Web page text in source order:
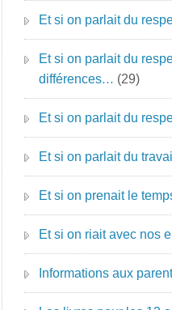
Et si on parlait du
Et si on parlait du
différences… (29)
Et si on parlait du
Et si on parlait du
Et si on prenait le
Et si on riait avec nos
Informations aux